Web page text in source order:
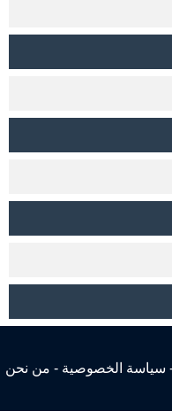
سياسة الخصوصية - من نحن